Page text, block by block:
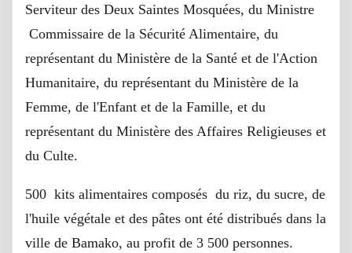
Serviteur des Deux Saintes Mosquées, du Ministre
Commissaire de la Sécurité Alimentaire, du
représentant du Ministère de la Santé et de l'Action
Humanitaire, du représentant du Ministère de la
Femme, de l'Enfant et de la Famille, et du
représentant du Ministère des Affaires Religieuses et
du Culte.
500 kits alimentaires composés du riz, du sucre, de
l'huile végétale et des pâtes ont été distribués dans la
ville de Bamako, au profit de 3 500 personnes.